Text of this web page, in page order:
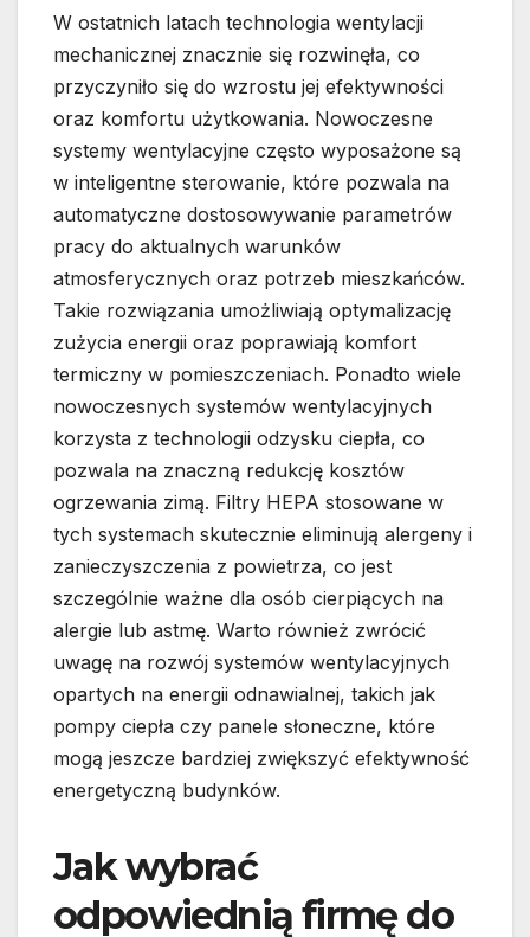
W ostatnich latach technologia wentylacji
mechanicznej znacznie się rozwinęła, co
przyczyniło się do wzrostu jej efektywności
oraz komfortu użytkowania. Nowoczesne
systemy wentylacyjne często wyposażone są
w inteligentne sterowanie, które pozwala na
automatyczne dostosowywanie parametrów
pracy do aktualnych warunków
atmosferycznych oraz potrzeb mieszkańców.
Takie rozwiązania umożliwiają optymalizację
zużycia energii oraz poprawiają komfort
termiczny w pomieszczeniach. Ponadto wiele
nowoczesnych systemów wentylacyjnych
korzysta z technologii odzysku ciepła, co
pozwala na znaczną redukcję kosztów
ogrzewania zimą. Filtry HEPA stosowane w
tych systemach skutecznie eliminują alergeny i
zanieczyszczenia z powietrza, co jest
szczególnie ważne dla osób cierpiących na
alergie lub astmę. Warto również zwrócić
uwagę na rozwój systemów wentylacyjnych
opartych na energii odnawialnej, takich jak
pompy ciepła czy panele słoneczne, które
mogą jeszcze bardziej zwiększyć efektywność
energetyczną budynków.
Jak wybrać
odpowiednią firmę do